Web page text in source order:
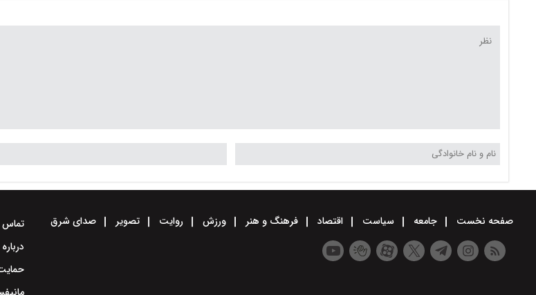
صفحه نخست جامعه سیاست اقتصاد فرهنگ و هنر ورزش روایت تصویر صدای شرق
تماس